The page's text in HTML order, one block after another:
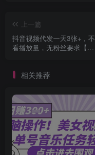
上一篇
抖音视频代发一天3张+，不
看播放量，无粉丝要求【揭
相关推荐